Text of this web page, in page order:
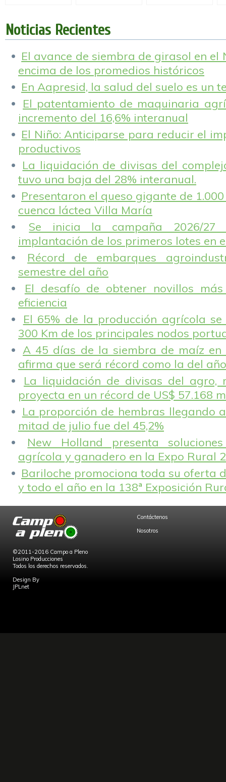
millones de dólares
de la
agroexportación.
exportacion.
Noticias Recientes
El avance de siembra de girasol en el
encima de los promedios históricos
En Aapresid, la salud del suelo es un
El patentamiento de maquinaria
incremento del 16,6% interanual
El Niño: Anticiparse para reducir el
productivos
La liquidación de divisas del
tuvo una baja del 28% interanual.
Presentaron el queso gigante de
cuenca láctea Villa María
Se inicia la campaña 2026/
implantación de los primeros lotes en
Récord de embarques
semestre del año
El desafío de obtener novillos
eficiencia
El 65% de la producción agrícola
300 Km de los principales nodos
A 45 días de la siembra de maíz en
afirma que será récord como la del
La liquidación de divisas del agro,
proyecta en un récord de US$ 57.168
La proporción de hembras llegando
mitad de julio fue del 45,2%
New Holland presenta
agrícola y ganadero en la Expo Rural
Bariloche promociona toda su oferta
y todo el año en la 138ª Exposición
©2011-2016 Campo a Pleno
Losino Producciones
Todos los derechos reservados.
Design By
JPLnet
Contáctenos
Nosotros